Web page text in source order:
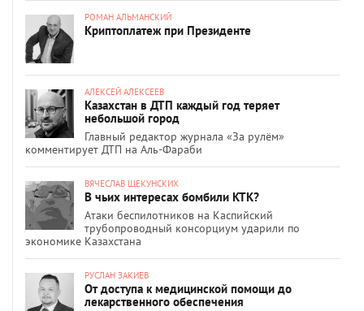
РОМАН АЛЬМАНСКИЙ
Криптоплатеж при Президенте
АЛЕКСЕЙ АЛЕКСЕЕВ
Казахстан в ДТП каждый год теряет
небольшой город
Главный редактор журнала «За рулём»
комментирует ДТП на Аль-Фараби
ВЯЧЕСЛАВ ЩЕКУНСКИХ
В чьих интересах бомбили КТК?
Атаки беспилотников на Каспийский
трубопроводный консорциум ударили по
экономике Казахстана
РУСЛАН ЗАКИЕВ
От доступа к медицинской помощи до
лекарственного обеспечения